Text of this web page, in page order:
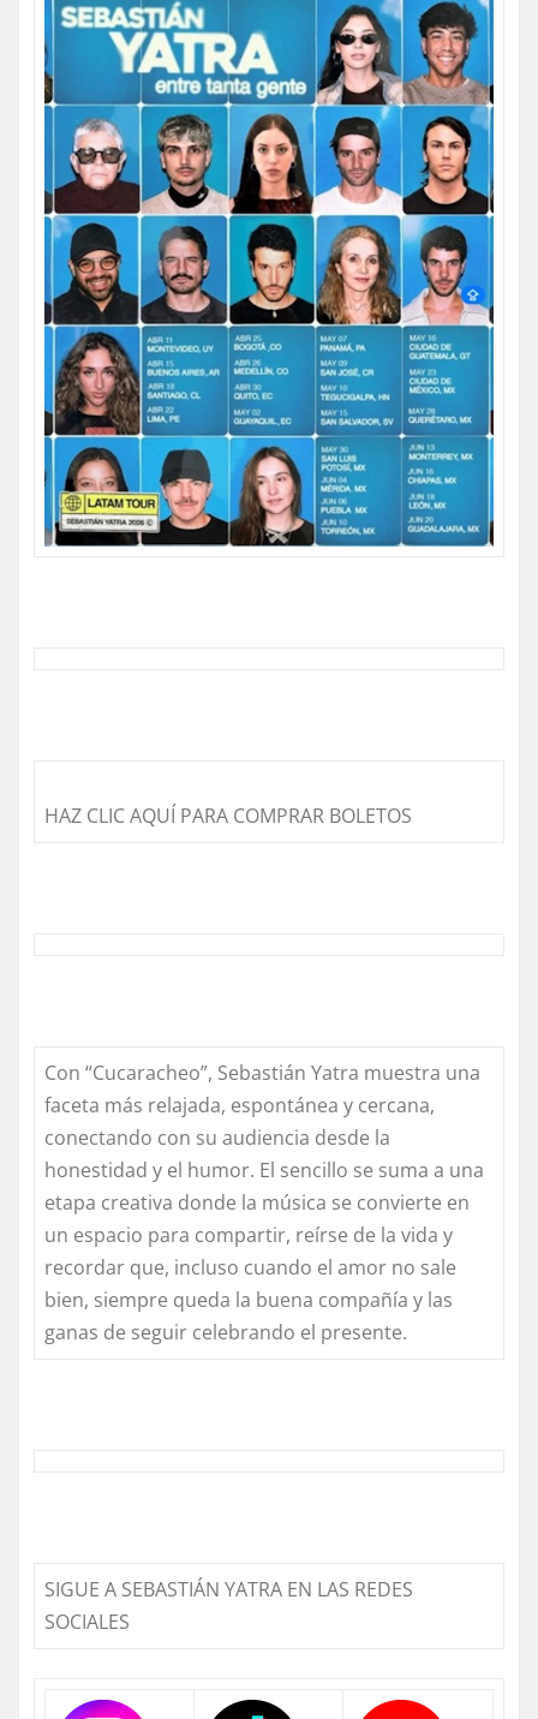
HAZ CLIC AQUÍ PARA COMPRAR BOLETOS
Con “Cucaracheo”, Sebastián Yatra muestra una
faceta más relajada, espontánea y cercana,
conectando con su audiencia desde la
honestidad y el humor. El sencillo se suma a una
etapa creativa donde la música se convierte en
un espacio para compartir, reírse de la vida y
recordar que, incluso cuando el amor no sale
bien, siempre queda la buena compañía y las
ganas de seguir celebrando el presente.
SIGUE A SEBASTIÁN YATRA EN LAS REDES
SOCIALES